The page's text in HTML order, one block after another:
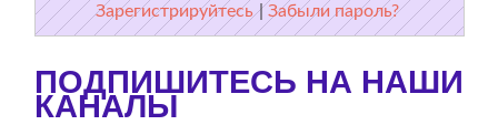
Зарегистрируйтесь |Забыли пароль?
ПОДПИШИТЕСЬ НА НАШИ
КАНАЛЫ